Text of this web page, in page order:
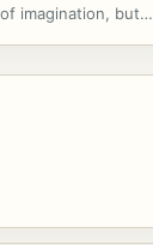
imagination, but